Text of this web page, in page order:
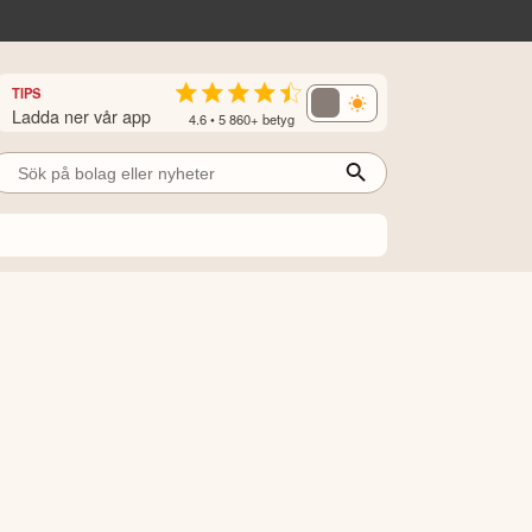
TIPS
Ladda ner vår app 4.6 • 5 860+ betyg